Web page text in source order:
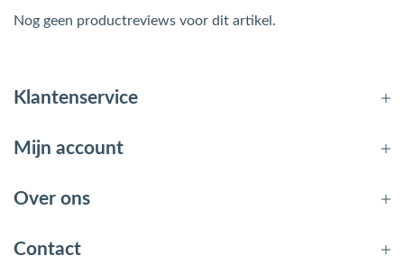
Nog geen productreviews voor dit artikel.
Klantenservice
Mijn account
Over ons
Contact